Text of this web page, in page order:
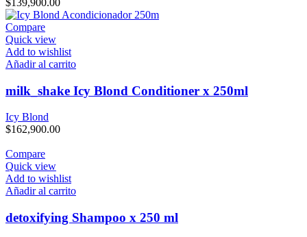
$139,900.00
Compare
Quick view
Add to wishlist
Añadir al carrito
milk_shake Icy Blond Conditioner x 250ml
Icy Blond
$162,900.00
Compare
Quick view
Add to wishlist
Añadir al carrito
detoxifying Shampoo x 250 ml